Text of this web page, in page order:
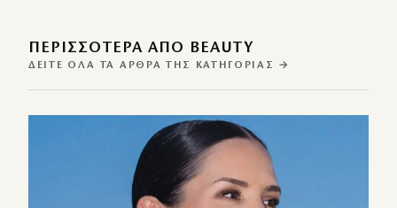
ΠΕΡΙΣΣΌΤΕΡΑ ΑΠΌ BEAUTY
ΔΕΊΤΕ ΌΛΑ ΤΑ ΆΡΘΡΑ ΤΗΣ ΚΑΤΗΓΟΡΊΑΣ →